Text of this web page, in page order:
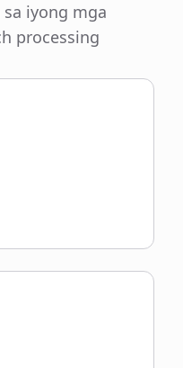
iyong mga
processing